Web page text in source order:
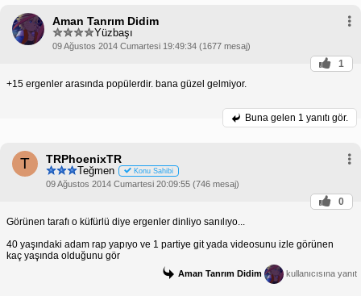
Aman Tanrım Didim
Yüzbaşı
09 Ağustos 2014 Cumartesi 19:49:34 (1677 mesaj)
1
+15 ergenler arasında popülerdir. bana güzel gelmiyor.
Buna gelen 1 yanıtı gör.
T TRPhoenixTR
Teğmen Konu Sahibi
09 Ağustos 2014 Cumartesi 20:09:55 (746 mesaj)
0
Görünen tarafı o küfürlü diye ergenler dinliyo sanılıyo...
40 yaşındaki adam rap yapıyo ve 1 partiye git yada videosunu izle görünen
kaç yaşında olduğunu gör
Aman Tanrım Didim kullanıcısına yanıt